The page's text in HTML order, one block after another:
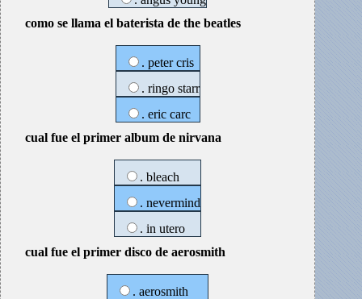
como se llama el baterista de the beatles
. peter cris
. ringo starr
. eric carc
cual fue el primer album de nirvana
. bleach
. nevermind
. in utero
cual fue el primer disco de aerosmith
. aerosmith